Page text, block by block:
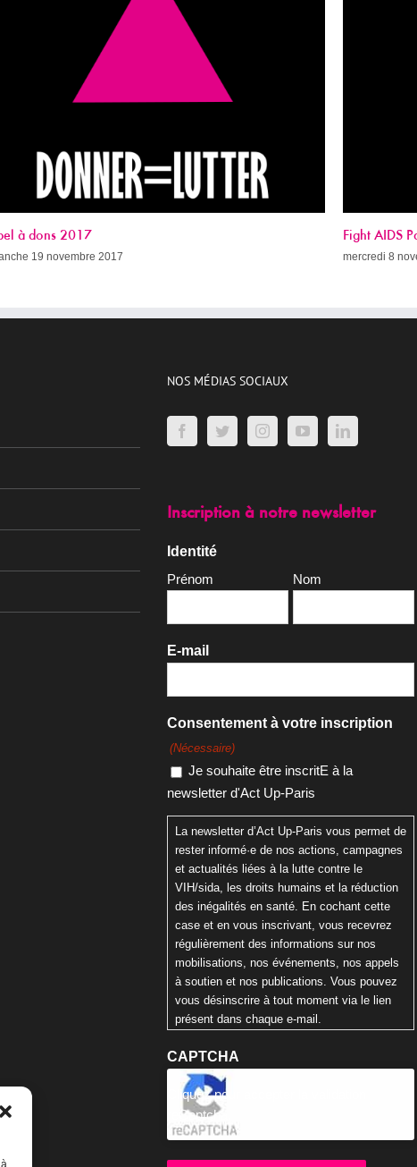
Fight AIDS Paris Week (avec le programme !)
mercredi 8 novembre 2017
NOS MÉDIAS SOCIAUX
Inscription à notre newsletter
Identité
Prénom
Nom
E-mail
Consentement à votre inscription
(Nécessaire)
Je souhaite être inscritE à la
newsletter d'Act Up-Paris
La newsletter d’Act Up-Paris vous permet de
rester informé·e de nos actions, campagnes
et actualités liées à la lutte contre le
VIH/sida, les droits humains et la réduction
des inégalités en santé. En cochant cette
case et en vous inscrivant, vous recevrez
régulièrement des informations sur nos
mobilisations, nos événements, nos appels
à soutien et nos publications. Vous pouvez
vous désinscrire à tout moment via le lien
présent dans chaque e-mail.
CAPTCHA
Cliquez pour accepter la validation
reCaptcha.